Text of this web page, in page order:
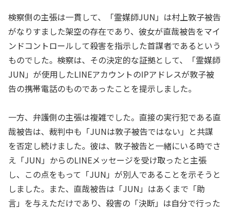
検察側の主張は一貫して、「霊媒師JUN」は村上敦子被告
がなりすました架空の存在であり、彼女が直哉被告をマイ
ンドコントロールして殺害を指示した首謀者であるという
ものでした。検察は、その決定的な証拠として、「霊媒師
JUN」が使用したLINEアカウントのIPアドレスが敦子被
告の携帯電話のものであったことを提示しました。
一方、弁護側の主張は複雑でした。直接の実行犯である直
哉被告は、裁判中も「JUNは敦子被告ではない」と共謀
を否定し続けました。彼は、敦子被告と一緒にいる時でさ
え「JUN」からのLINEメッセージを受け取ったと主張
し、この点をもって「JUN」が別人であることを示そうと
しました。また、直哉被告は「JUN」はあくまで「助
言」を与えただけであり、殺害の「決断」は自分で行った